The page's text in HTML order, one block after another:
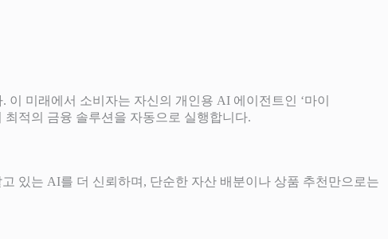
미래에서 소비자는 자신의 개인용 AI 에이전트인 ‘마이
적의 금융 솔루션을 자동으로 실행합니다.
있는 AI를 더 신뢰하며, 단순한 자산 배분이나 상품 추천만으로는